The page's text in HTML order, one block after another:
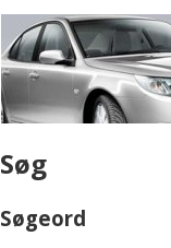
Søg
Søgeord